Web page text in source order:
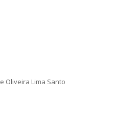
Oliveira Lima Santo